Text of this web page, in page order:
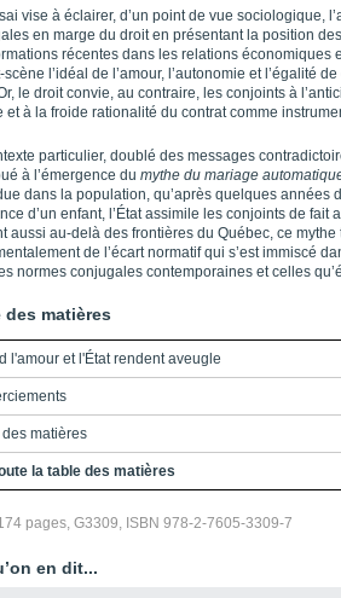
vise à éclairer, d’un point de vue sociologique,
en marge du droit en présentant la position
récentes dans les relations économiques
scène l’idéal de l’amour, l’autonomie et l’égalité
le droit convie, au contraire, les conjoints à
et à la froide rationalité du contrat comme
particulier, doublé des messages
à l’émergence du mythe du mariage
dans la population, qu’après quelques années
d’un enfant, l’État assimile les conjoints de fait
aussi au-delà des frontières du Québec, ce
de l’écart normatif qui s’est immiscé
normes conjugales contemporaines et celles
des matières
l'amour et l'État rendent aveugle
des matières
la table des matières
pages, G3309, ISBN 978-2-7605-3309-7
en dit...